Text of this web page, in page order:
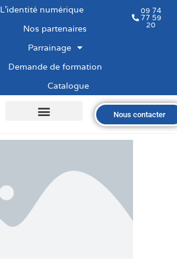
L’identité numérique
Nos partenaires
Parrainage
Demande de formation
Catalogue
09 74
77 59
20
Nous contacter